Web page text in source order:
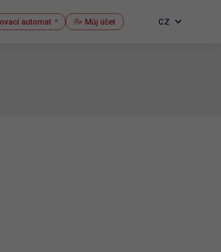
automat Můj účet CZ